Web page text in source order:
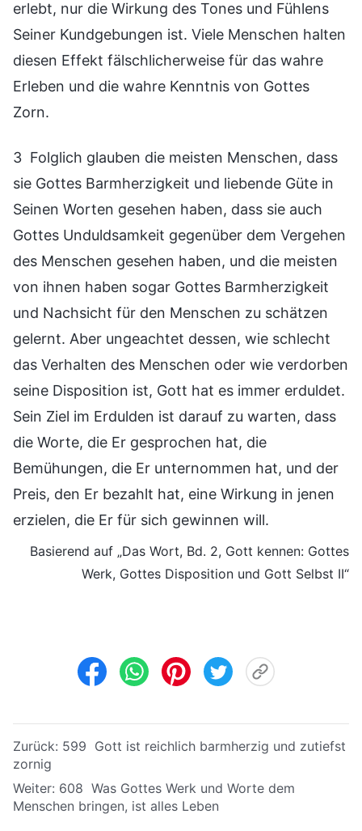
erlebt, nur die Wirkung des Tones und Fühlens
Seiner Kundgebungen ist. Viele Menschen halten
diesen Effekt fälschlicherweise für das wahre
Erleben und die wahre Kenntnis von Gottes
Zorn.
3 Folglich glauben die meisten Menschen, dass
sie Gottes Barmherzigkeit und liebende Güte in
Seinen Worten gesehen haben, dass sie auch
Gottes Unduldsamkeit gegenüber dem Vergehen
des Menschen gesehen haben, und die meisten
von ihnen haben sogar Gottes Barmherzigkeit
und Nachsicht für den Menschen zu schätzen
gelernt. Aber ungeachtet dessen, wie schlecht
das Verhalten des Menschen oder wie verdorben
seine Disposition ist, Gott hat es immer erduldet.
Sein Ziel im Erdulden ist darauf zu warten, dass
die Worte, die Er gesprochen hat, die
Bemühungen, die Er unternommen hat, und der
Preis, den Er bezahlt hat, eine Wirkung in jenen
erzielen, die Er für sich gewinnen will.
Basierend auf „Das Wort, Bd. 2, Gott kennen: Gottes
Werk, Gottes Disposition und Gott Selbst II“
Zurück: 599 Gott ist reichlich barmherzig und zutiefst
zornig
Weiter: 608 Was Gottes Werk und Worte dem
Menschen bringen, ist alles Leben